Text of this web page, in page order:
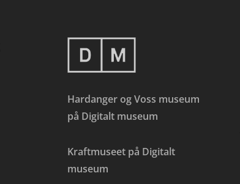
Hardanger og Voss museum
på Digitalt museum
Kraftmuseet på Digitalt
museum